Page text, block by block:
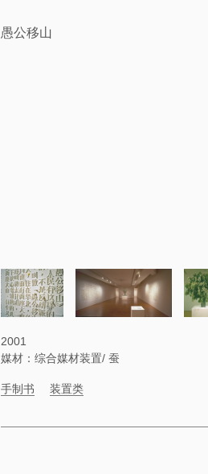
愚公移山
2001
媒材：综合媒材装置/ 蚕
手制书 装置类